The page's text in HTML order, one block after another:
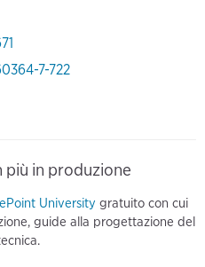
7-722
più in produzione
University gratuito con cui
guide alla progettazione del